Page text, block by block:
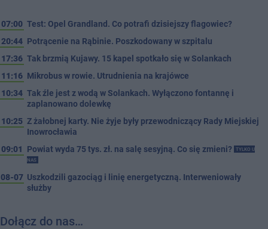
07:00 Test: Opel Grandland. Co potrafi dzisiejszy flagowiec?
20:44 Potrącenie na Rąbinie. Poszkodowany w szpitalu
17:36 Tak brzmią Kujawy. 15 kapel spotkało się w Solankach
11:16 Mikrobus w rowie. Utrudnienia na krajówce
10:34 Tak źle jest z wodą w Solankach. Wyłączono fontannę i
zaplanowano dolewkę
10:25 Z żałobnej karty. Nie żyje były przewodniczący Rady Miejskiej
Inowrocławia
09:01
Powiat wyda 75 tys. zł. na salę sesyjną. Co się zmieni?
TYLKO U
NAS
08-07 Uszkodzili gazociąg i linię energetyczną. Interweniowały
służby
Dołącz do nas…